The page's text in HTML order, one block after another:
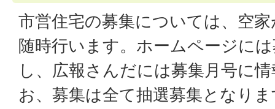
市営住宅の募集については、空
随時行います。ホームページに
し、広報さんだには募集月号に
お、募集は全て抽選募集となり